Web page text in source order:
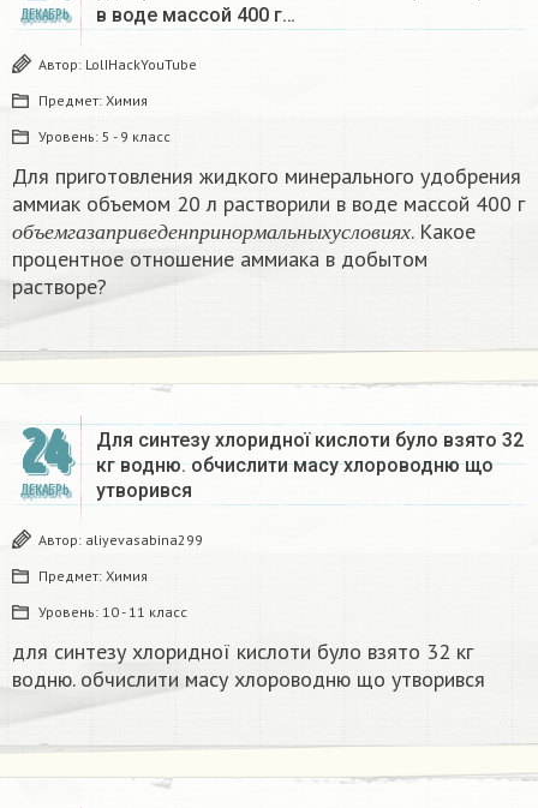
ДЕКАБРЬ
в воде массой 400 г…
Автор: LolIHackYouTube
Предмет: Химия
Уровень: 5 - 9 класс
Для приготовления жидкого минерального удобрения
аммиак объемом 20 л растворили в воде массой 400 г
о б ъемг а з а п р и в е д е н п р и н о рмал ьн ых у сл о в иях
объем газаприведе нпринорм а льны хусловиях
. Какое
процентное отношение аммиака в добытом
растворе?
24
ДЕКАБРЬ
Для синтезу хлоридної кислоти було взято 32
кг водню. обчислити масу хлороводню що
утворився​
Автор: aliyevasabina299
Предмет: Химия
Уровень: 10 - 11 класс
для синтезу хлоридної кислоти було взято 32 кг
водню. обчислити масу хлороводню що утворився​